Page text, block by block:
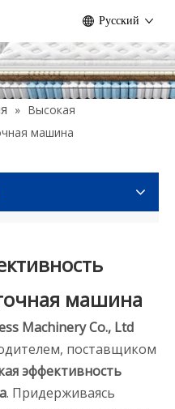
Pусский
» Высокая
машина
машина
Machinery Co., Ltd
поставщиком
эффективность
. Придерживаясь